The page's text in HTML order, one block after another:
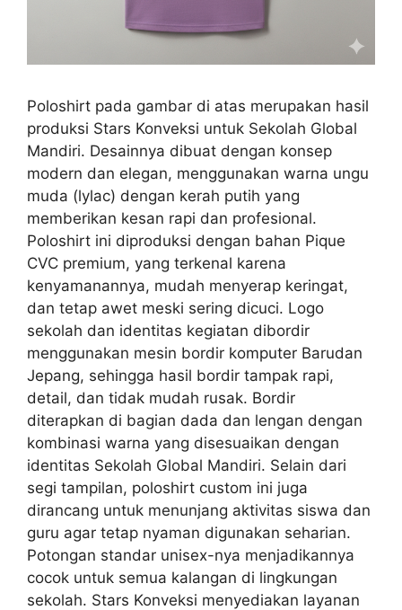
Poloshirt pada gambar di atas merupakan hasil
produksi Stars Konveksi untuk Sekolah Global
Mandiri. Desainnya dibuat dengan konsep
modern dan elegan, menggunakan warna ungu
muda (lylac) dengan kerah putih yang
memberikan kesan rapi dan profesional.
Poloshirt ini diproduksi dengan bahan Pique
CVC premium, yang terkenal karena
kenyamanannya, mudah menyerap keringat,
dan tetap awet meski sering dicuci. Logo
sekolah dan identitas kegiatan dibordir
menggunakan mesin bordir komputer Barudan
Jepang, sehingga hasil bordir tampak rapi,
detail, dan tidak mudah rusak. Bordir
diterapkan di bagian dada dan lengan dengan
kombinasi warna yang disesuaikan dengan
identitas Sekolah Global Mandiri. Selain dari
segi tampilan, poloshirt custom ini juga
dirancang untuk menunjang aktivitas siswa dan
guru agar tetap nyaman digunakan seharian.
Potongan standar unisex-nya menjadikannya
cocok untuk semua kalangan di lingkungan
sekolah. Stars Konveksi menyediakan layanan